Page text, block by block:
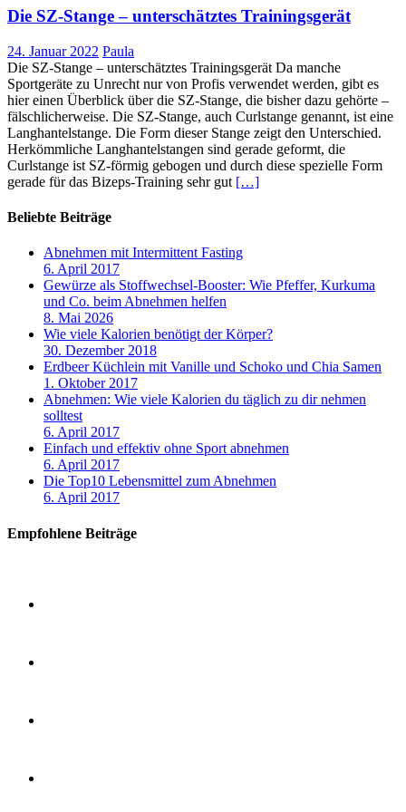
Die SZ-Stange – unterschätztes Trainingsgerät
24. Januar 2022 Paula
Die SZ-Stange – unterschätztes Trainingsgerät Da manche
Sportgeräte zu Unrecht nur von Profis verwendet werden, gibt es
hier einen Überblick über die SZ-Stange, die bisher dazu gehörte –
fälschlicherweise. Die SZ-Stange, auch Curlstange genannt, ist eine
Langhantelstange. Die Form dieser Stange zeigt den Unterschied.
Herkömmliche Langhantelstangen sind gerade geformt, die
Curlstange ist SZ-förmig gebogen und durch diese spezielle Form
gerade für das Bizeps-Training sehr gut […]
Beliebte Beiträge
Abnehmen mit Intermittent Fasting
6. April 2017
Gewürze als Stoffwechsel-Booster: Wie Pfeffer, Kurkuma
und Co. beim Abnehmen helfen
8. Mai 2026
Wie viele Kalorien benötigt der Körper?
30. Dezember 2018
Erdbeer Küchlein mit Vanille und Schoko und Chia Samen
1. Oktober 2017
Abnehmen: Wie viele Kalorien du täglich zu dir nehmen
solltest
6. April 2017
Einfach und effektiv ohne Sport abnehmen
6. April 2017
Die Top10 Lebensmittel zum Abnehmen
6. April 2017
Empfohlene Beiträge